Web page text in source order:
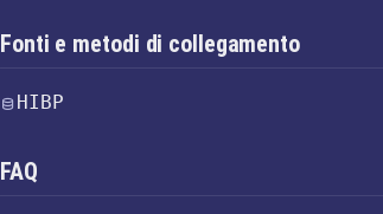
Fonti e metodi di collegamento
HIBP
FAQ